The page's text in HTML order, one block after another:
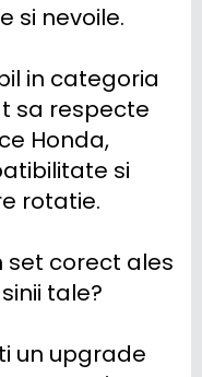
si nevoile.
in categoria
sa respecte
Honda,
si
rotatie.
set corect ales
tale?
un upgrade